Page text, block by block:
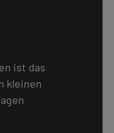
ist das
kleinen